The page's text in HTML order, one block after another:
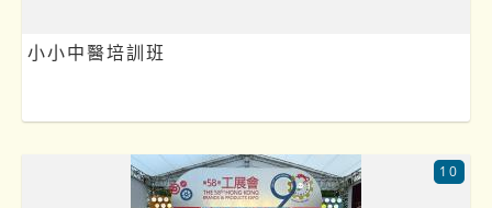
小小中醫培訓班
10